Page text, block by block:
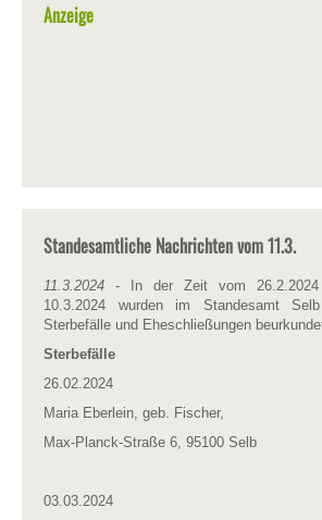
Anzeige
Standesamtliche Nachrichten vom 11.3.
11.3.2024 - In der Zeit vom
10.3.2024 wurden im Standesamt
Sterbefälle und Eheschließungen
Sterbefälle
26.02.2024
Maria Eberlein, geb. Fischer,
Max-Planck-Straße 6, 95100 Selb
03.03.2024